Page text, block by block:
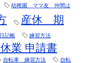
幼稚園 ママ友 仲間は
産休 期
記帳 練習方法
業 申請書
自転車 練習方法
自転